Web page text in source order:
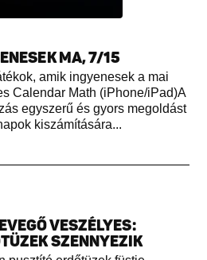
MA, 7/15
amik ingyenesek a mai
Calendar Math (iPhone/iPad)A
egyszerű és gyors megoldást
kiszámítására...
VESZÉLYES:
SZENNYEZIK